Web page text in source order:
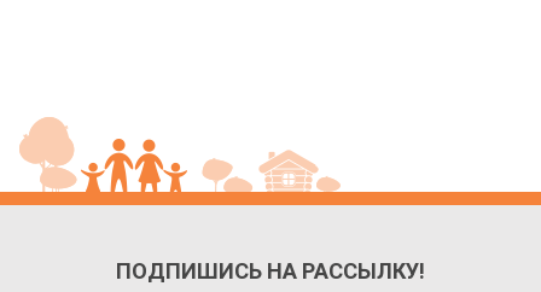
ПОДПИШИСЬ НА РАССЫЛКУ!